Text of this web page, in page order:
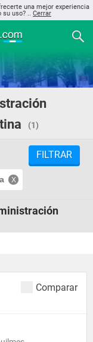
una mejor experiencia
su uso? .. Cerrar
(1)
FILTRAR
Comparar